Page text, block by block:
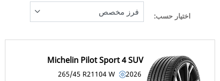
اختيار حسب:
Michelin Pilot Sport 4 SUV
265/45 R21 104 W
2026